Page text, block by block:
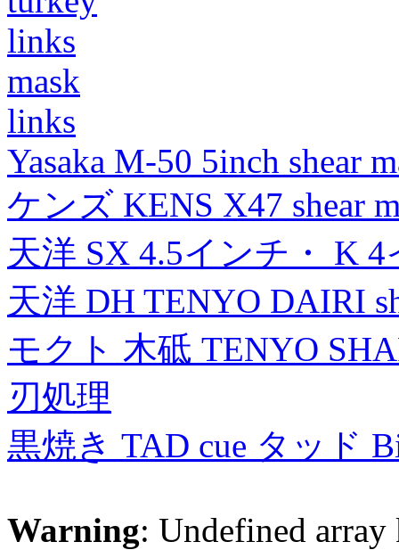
links
mask
links
Yasaka M-50 5inch shear
ケンズ KENS X47 shear
天洋 SX 4.5インチ・ K
天洋 DH TENYO DAIRI
モクト 木砥 TENYO
刃処理
黒焼き TAD cue タッド
Warning: Undefined